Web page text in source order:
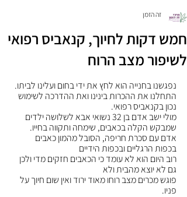
חמש דקות לחיוך, קנאביס רפואי
לשיפור מצב הרוח
זה הזמן
נפגשנו בחנייה הוא לחץ את ידי בחום ועלינו לביתו.
התחלנו את ההכרות בינינו ואת ההדרכה לשימוש
נכון בקנאביס רפואי.
מולי ישב אדם בן 32 נשואי אבא לשלושה ילדים
שמבקש הקלה בכאבים, שימחה ותקווה בחייו.
אדם עם סכרת חריפה, הסובל מהמון כאבים
בכפות הרגליים ובכפות הידיים
רוב היום הוא לא עומד כי הכאבים חזקים מדי ולכן
גם לא יוצא מהבית ולא
פוגש מכרים מצב רוחו מאוד ירוד ואין שום חיוך על
פניו.